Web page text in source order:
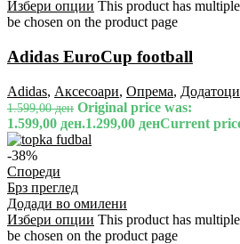
Избери опции This product has
be chosen on the product page
Adidas EuroCup football
Adidas, Аксесоари, Опрема, Додатоци
1.599,00ден Original price was:
1.599,00 ден.1.299,00 денCurrent
-38%
Спореди
Брз преглед
Додади во омилени
Избери опции This product has
be chosen on the product page